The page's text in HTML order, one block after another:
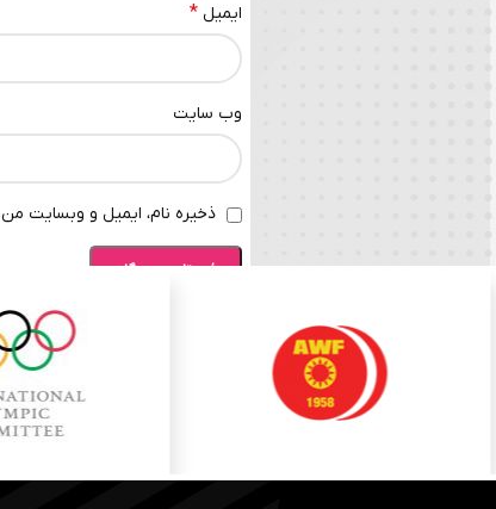
ایمیل *
وب‌ سایت
ذخیره نام، ایمیل و وبسایت